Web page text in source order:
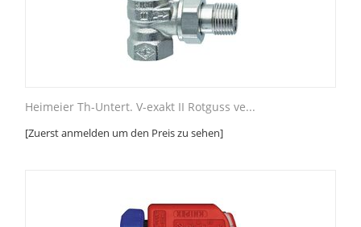
Heimeier Th-Untert. V-exakt II Rotguss ve...
[Zuerst anmelden um den Preis zu sehen]